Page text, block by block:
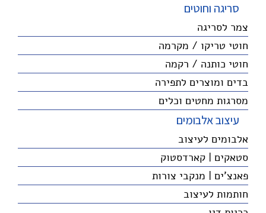
סריגה וחוטים
צמר לסריגה
חוטי טריקו / מקרמה
חוטי כותנה / רקמה
בדים ומוצרים לתפירה
מסרגות מחטים וכלים
עיצוב אלבומים
אלבומים לעיצוב
סטאקים | קארדסטוק
פאנצ'ים | מנקבי צורות
חותמות לעיצוב